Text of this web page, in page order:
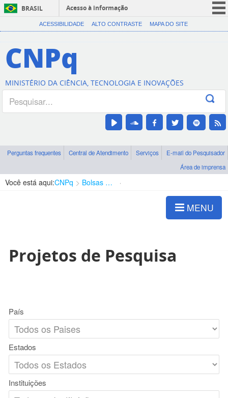
BRASIL
Acesso à informação
CORONAVÍRUS (COVID-19)
Canais
ACESSIBILIDADE ALTO CONTRASTE MAPA DO SITE
CNPq
MINISTÉRIO DA CIÊNCIA, TECNOLOGIA E INOVAÇÕES
Perguntas frequentes Central de Atendimento Serviços
E-mail do Pesquisador
Área de imprensa
Você está aqui:CNPq Bolsas e Auxílios Vigentes
MENU
Projetos de Pesquisa
País
Estados
Instituições